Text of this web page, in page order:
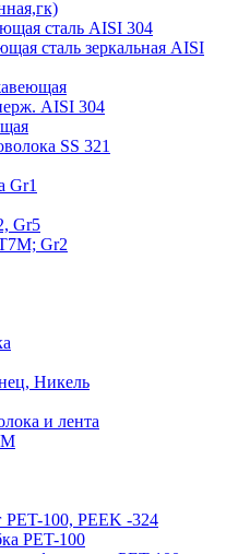
сталь AISI 304
сталь зеркальная AISI
AISI 304
SS 321
Gr1
Gr5
Gr2
Никель
и лента
PET-100, PEEK -324
PET-100